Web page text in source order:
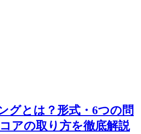
グとは？形式・6つの問
アの取り方を徹底解説